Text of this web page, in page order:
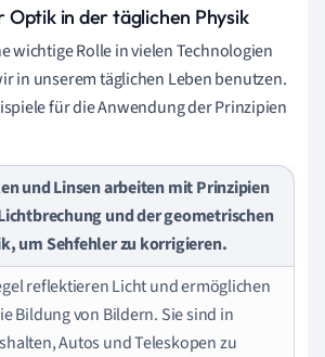
Optik in der täglichen Physik
wichtige Rolle in vielen Technologien
in unserem täglichen Leben benutzen.
für die Anwendung der Prinzipien
und Linsen arbeiten mit Prinzipien
und der geometrischen
um Sehfehler zu korrigieren.
reflektieren Licht und ermöglichen
Bildung von Bildern. Sie sind in
Autos und Teleskopen zu